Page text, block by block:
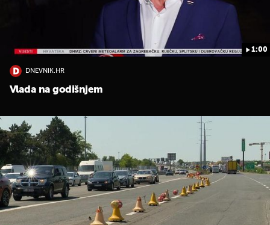
1:00
DNEVNIK.HR
Vlada na godišnjem